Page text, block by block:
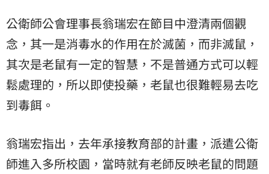
公衛師公會理事長翁瑞宏在節目中澄清兩個觀
念，其一是消毒水的作用在於滅菌，而非滅鼠，
其次是老鼠有一定的智慧，不是普通方式可以輕
鬆處理的，所以即使投藥，老鼠也很難輕易去吃
到毒餌。
翁瑞宏指出，去年承接教育部的計畫，派遣公衛
師進入多所校園，當時就有老師反映老鼠的問題